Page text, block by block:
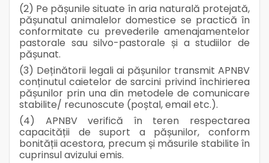
(2) Pe pășunile situate în aria naturală protejată,
pășunatul animalelor domestice se practică în
conformitate cu prevederile amenajamentelor
pastorale sau silvo-pastorale și a studiilor de
pășunat.
(3) Deținătorii legali ai pășunilor transmit APNBV
conținutul caietelor de sarcini privind închirierea
pășunilor prin una din metodele de comunicare
stabilite/ recunoscute (poștal, email etc.).
(4) APNBV verifică în teren respectarea
capacității de suport a pășunilor, conform
bonității acestora, precum și măsurile stabilite în
cuprinsul avizului emis.